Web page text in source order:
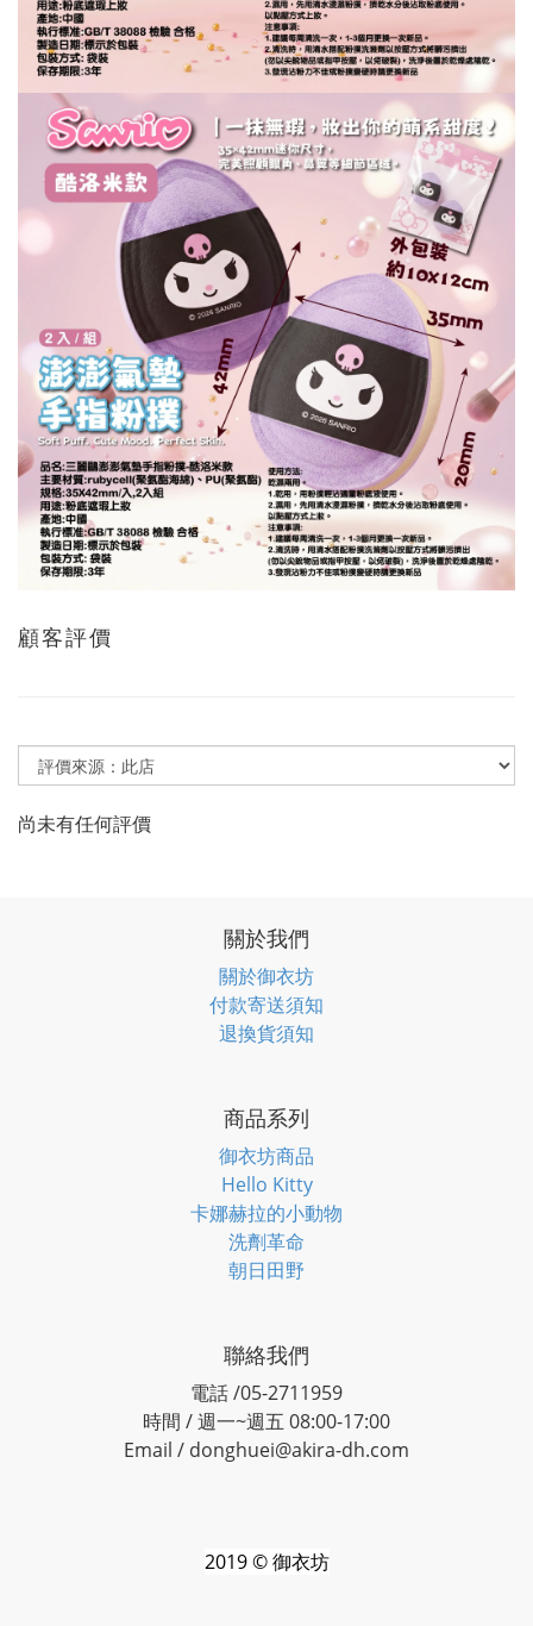
顧客評價
尚未有任何評價
關於我們
關於御衣坊
付款寄送須知
退換貨須知
商品系列
御衣坊商品
Hello Kitty
卡娜赫拉的小動物
洗劑革命
朝日田野
聯絡我們
電話 /05-2711959
時間 / 週一~週五 08:00-17:00
Email / donghuei@akira-dh.com
2019 © 御衣坊